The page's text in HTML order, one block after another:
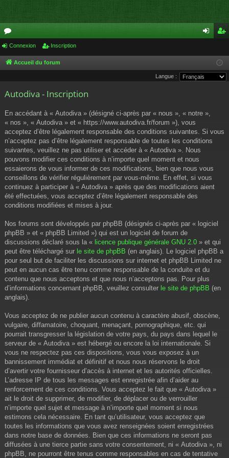
or
u
s
cri
pti
Connexion Inscription
Accueil du forum
Langue :
Autodiva - Inscription
En accédant à « Autodiva » (désigné ci-après par « nous », « notre »,
« nos », « Autodiva » et « https://www.autodiva.fr/forum »), vous
acceptez d’être légalement responsable des conditions suivantes. Si vous
n’acceptez pas d’être légalement responsable de toutes les conditions
suivantes, veuillez ne pas utiliser et accéder à « Autodiva ». Nous
pouvons modifier ces conditions à n’importe quel moment et nous
essaierons de vous informer de ces modifications, bien que nous vous
conseillons de vérifier régulièrement par vous-même. En effet, si vous
continuez à participer à « Autodiva » après que des modifications aient
été effectuées, vous acceptez d’être légalement responsable des
conditions modifiées et mises à jour.
Nos forums sont développés par phpBB (désignés ci-après par « logiciel
phpBB » et « phpBB Limited ») qui est un logiciel de forum de
discussions déclaré sous la « licence publique générale GNU 2.0 » et qui
peut être téléchargé sur le site de phpBB (en anglais). Le logiciel phpBB a
pour seul but de faciliter les discussions sur internet et phpBB Limited ne
peut en aucun cas être tenu comme responsable de la conduite et du
contenu que nous acceptons et que nous n’acceptons pas. Pour plus
d’informations concernant phpBB, veuillez consulter le site de phpBB (en
anglais).
Vous acceptez de ne publier aucun contenu à caractère abusif, obscène,
vulgaire, diffamatoire, choquant, menaçant, pornographique, etc. qui
pourrait transgresser la législation de votre pays, du pays dans lequel le
serveur de « Autodiva » est hébergé ou encore la loi internationale. Si
vous ne respectez pas ces dispositions, vous vous exposez à un
bannissement immédiat et définitif et nous nous réservons le droit
d’avertir votre fournisseur d’accès à internet et les autorités officielles.
L’adresse IP de tous les messages est enregistrée afin d’aider au
renforcement de ces conditions. Vous acceptez le fait que « Autodiva »
ait le droit de supprimer, de modifier, de déplacer ou de verrouiller
n’importe quel sujet et message à n’importe quel moment si nous
estimons cela nécessaire. En tant qu’utilisateur, vous acceptez que
toutes les informations que vous avez renseignées soient enregistrées
dans notre base de données. Bien que ces informations ne seront pas
diffusées à une tierce partie sans votre consentement, ni « Autodiva », ni
phpBB, ne pourront être tenus comme responsables en cas de tentative